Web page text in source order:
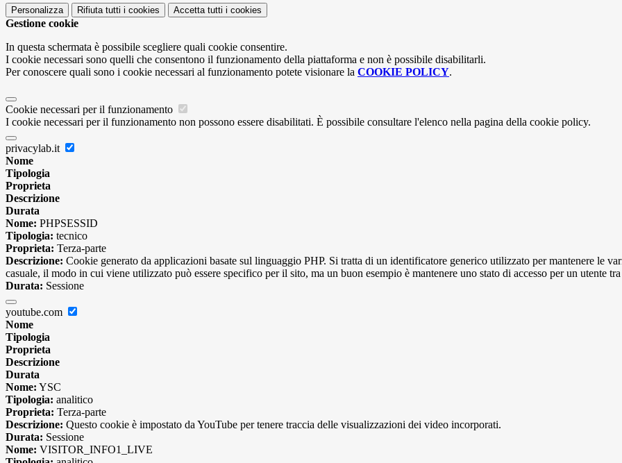
Personalizza Rifiuta tutti i cookies Accetta tutti i cookies
Gestione cookie
In questa schermata è possibile scegliere quali cookie consentire.
I cookie necessari sono quelli che consentono il funzionamento della piattaforma e non è possibile disabilitarli.
Per conoscere quali sono i cookie necessari al funzionamento potete visionare la COOKIE POLICY.
Cookie necessari per il funzionamento
I cookie necessari per il funzionamento non possono essere disabilitati. È possibile consultare l'elenco nella pagina della cookie policy.
privacylab.it
Nome
Tipologia
Proprieta
Descrizione
Durata
Nome: PHPSESSID
Tipologia: tecnico
Proprieta: Terza-parte
Descrizione: Cookie generato da applicazioni basate sul linguaggio PHP. Si tratta di un identificatore generico utilizzato per mantenere le
casuale, il modo in cui viene utilizzato può essere specifico per il sito, ma un buon esempio è mantenere uno stato di accesso per un utente
Durata: Sessione
youtube.com
Nome
Tipologia
Proprieta
Descrizione
Durata
Nome: YSC
Tipologia: analitico
Proprieta: Terza-parte
Descrizione: Questo cookie è impostato da YouTube per tenere traccia delle visualizzazioni dei video incorporati.
Durata: Sessione
Nome: VISITOR_INFO1_LIVE